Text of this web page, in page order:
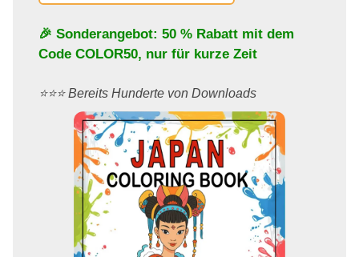
🎉 Sonderangebot: 50 % Rabatt mit dem
Code COLOR50, nur für kurze Zeit
⭐️⭐️⭐️ Bereits Hunderte von Downloads